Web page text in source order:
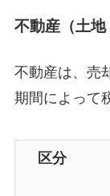
不動産（土
不動産は、売
期間によって
区分